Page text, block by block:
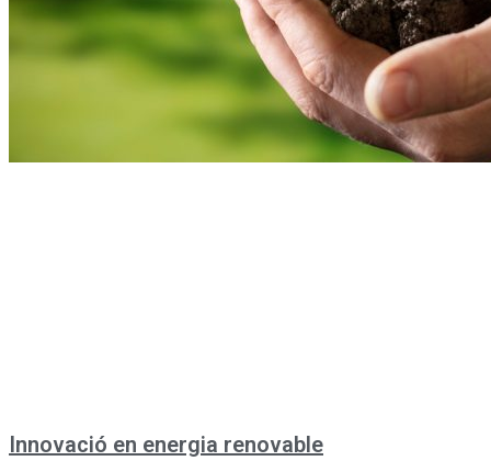
Innovació en energia renovable